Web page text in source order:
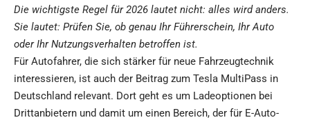
Die wichtigste Regel für 2026 lautet nicht: alles wird anders.
Sie lautet: Prüfen Sie, ob genau Ihr Führerschein, Ihr Auto
oder Ihr Nutzungsverhalten betroffen ist.
Für Autofahrer, die sich stärker für neue Fahrzeugtechnik
interessieren, ist auch der Beitrag zum Tesla MultiPass in
Deutschland relevant. Dort geht es um Ladeoptionen bei
Drittanbietern und damit um einen Bereich, der für E-Auto-